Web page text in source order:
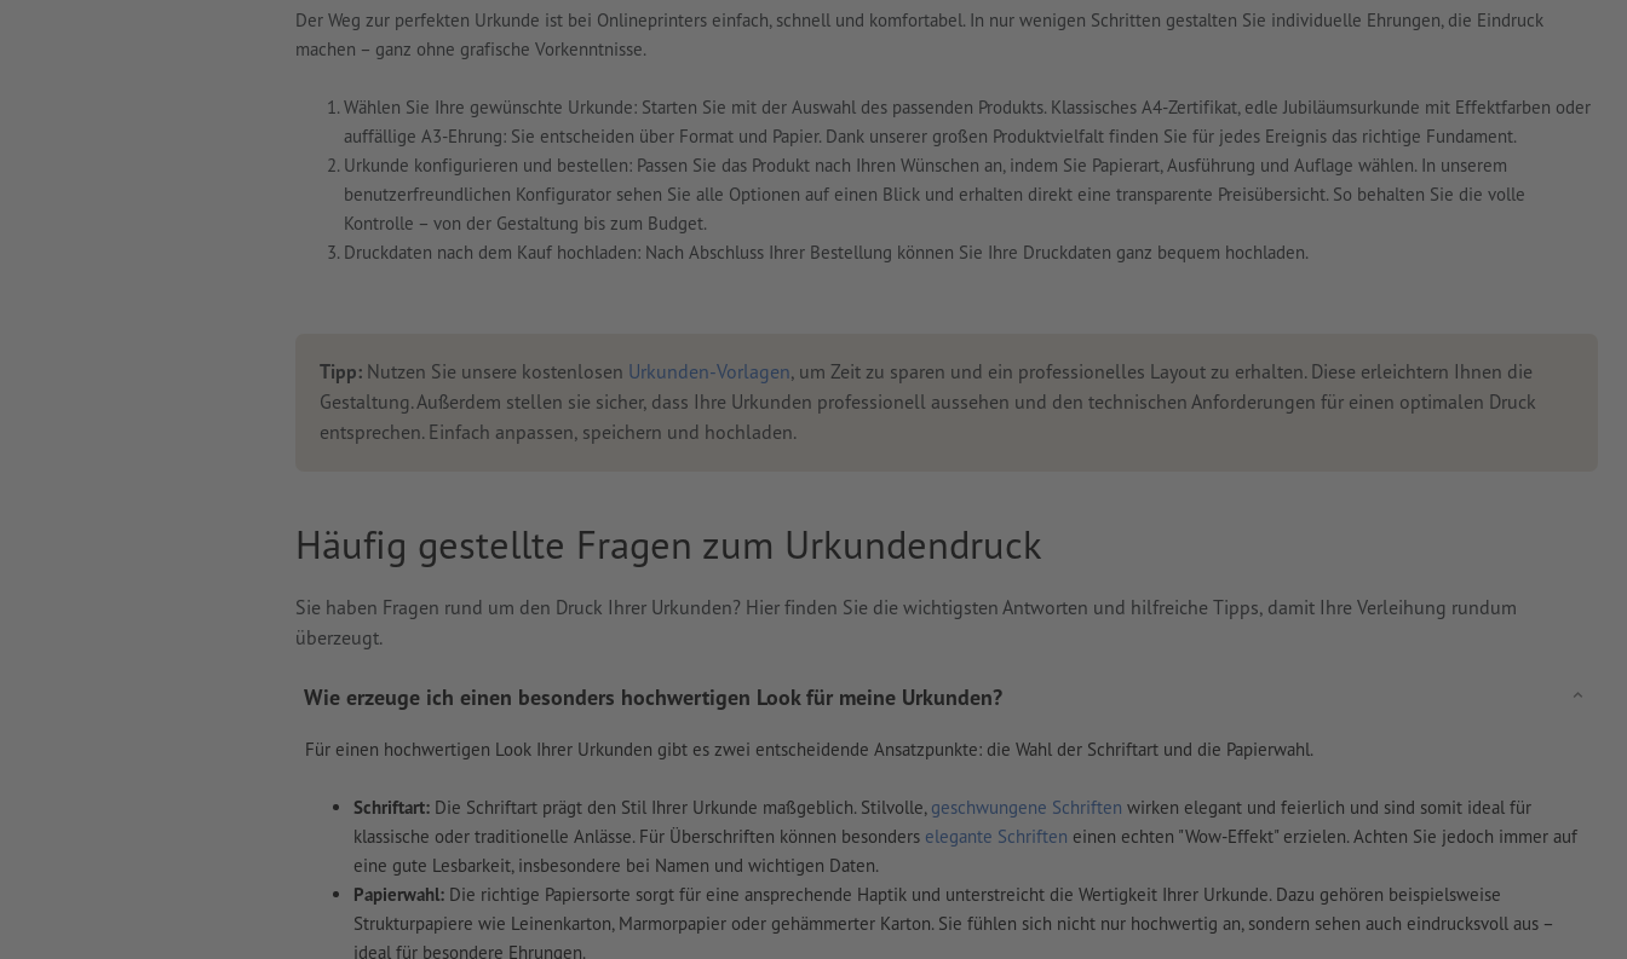
Der Weg zur perfekten Urkunde ist bei Onlineprinters einfach, schnell und komfortabel. In nur wenigen Schritten gestalten Sie individuelle Ehrungen, die Eindruck
machen – ganz ohne grafische Vorkenntnisse.
Wählen Sie Ihre gewünschte Urkunde: Starten Sie mit der Auswahl des passenden Produkts. Klassisches A4-Zertifikat, edle Jubiläumsurkunde mit Effektfarben oder
auffällige A3-Ehrung: Sie entscheiden über Format und Papier. Dank unserer großen Produktvielfalt finden Sie für jedes Ereignis das richtige Fundament.
Urkunde konfigurieren und bestellen: Passen Sie das Produkt nach Ihren Wünschen an, indem Sie Papierart, Ausführung und Auflage wählen. In unserem
benutzerfreundlichen Konfigurator sehen Sie alle Optionen auf einen Blick und erhalten direkt eine transparente Preisübersicht. So behalten Sie die volle
Kontrolle – von der Gestaltung bis zum Budget.
Druckdaten nach dem Kauf hochladen: Nach Abschluss Ihrer Bestellung können Sie Ihre Druckdaten ganz bequem hochladen.
Tipp:Nutzen Sie unsere kostenlosen Urkunden-Vorlagen, um Zeit zu sparen und ein professionelles Layout zu erhalten. Diese erleichtern Ihnen die
Gestaltung. Außerdem stellen sie sicher, dass Ihre Urkunden professionell aussehen und den technischen Anforderungen für einen optimalen Druck
entsprechen. Einfach anpassen, speichern und hochladen.
Häufig gestellte Fragen zum Urkundendruck
Sie haben Fragen rund um den Druck Ihrer Urkunden? Hier finden Sie die wichtigsten Antworten und hilfreiche Tipps, damit Ihre Verleihung rundum
überzeugt.
Wie erzeuge ich einen besonders hochwertigen Look für meine Urkunden?
Für einen hochwertigen Look Ihrer Urkunden gibt es zwei entscheidende Ansatzpunkte: die Wahl der Schriftart und die Papierwahl.
Schriftart: Die Schriftart prägt den Stil Ihrer Urkunde maßgeblich. Stilvolle, geschwungene Schriften wirken elegant und feierlich und sind somit ideal für
klassische oder traditionelle Anlässe. Für Überschriften können besonders elegante Schriften einen echten "Wow-Effekt" erzielen. Achten Sie jedoch immer auf
eine gute Lesbarkeit, insbesondere bei Namen und wichtigen Daten.
Papierwahl: Die richtige Papiersorte sorgt für eine ansprechende Haptik und unterstreicht die Wertigkeit Ihrer Urkunde. Dazu gehören beispielsweise
Strukturpapiere wie Leinenkarton, Marmorpapier oder gehämmerter Karton. Sie fühlen sich nicht nur hochwertig an, sondern sehen auch eindrucksvoll aus –
ideal für besondere Ehrungen.